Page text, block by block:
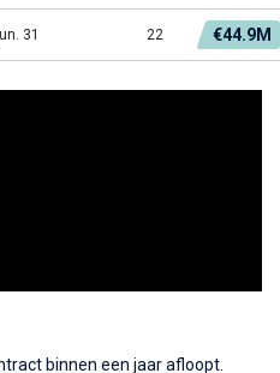
31 22 €44.9M
binnen een jaar afloopt.